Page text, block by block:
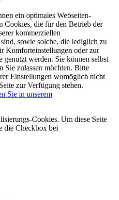
ein optimales Webseiten-
Cookies, die für den Betrieb der
kommerziellen
sowie solche, die lediglich zu
Komforteinstellungen oder zur
genutzt werden. Sie können selbst
Sie zulassen möchten. Bitte
Einstellungen womöglich nicht
zur Verfügung stehen.
Sie in unserem
Cookies. Um diese Seite
die Checkbox bei